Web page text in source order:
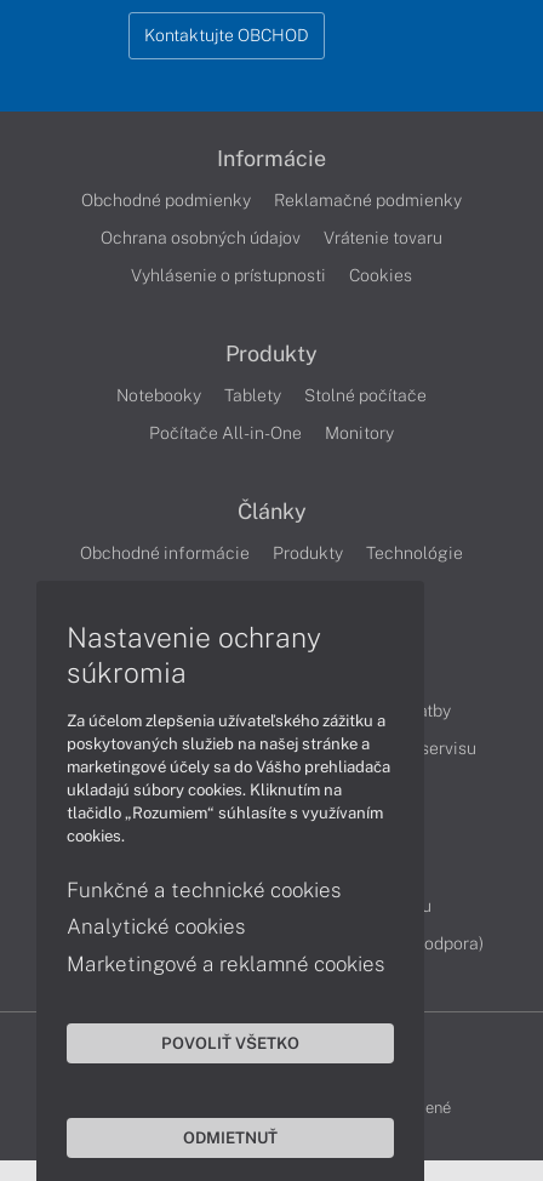
Kontaktujte OBCHOD
Informácie
Obchodné podmienky
Reklamačné podmienky
Ochrana osobných údajov
Vrátenie tovaru
Vyhlásenie o prístupnosti
Cookies
Produkty
Notebooky Tablety
Stolné počítače
Počítače All-in-One
Monitory
Články
Obchodné informácie Produkty
Technológie
Ako nakupovať
Možnosti doručenia a platby
Podpora a servis
Servisné služby Cenník servisu
Kontakty
Reklamácia tovaru
Diagnostiky online
TeamViewer (vzdialená podpora)
DELL-SHOP © 2011 - 2026 Všetky práva vyhradené
Nastavenie ochrany
súkromia
Za účelom zlepšenia užívateľského zážitku a
poskytovaných služieb na našej stránke a
marketingové účely sa do Vášho prehliadača
ukladajú súbory cookies. Kliknutím na
tlačidlo „Rozumiem“ súhlasíte s využívaním
cookies.
Funkčné a technické cookies
Analytické cookies
Marketingové a reklamné cookies
POVOLIŤ VŠETKO
ODMIETNUŤ